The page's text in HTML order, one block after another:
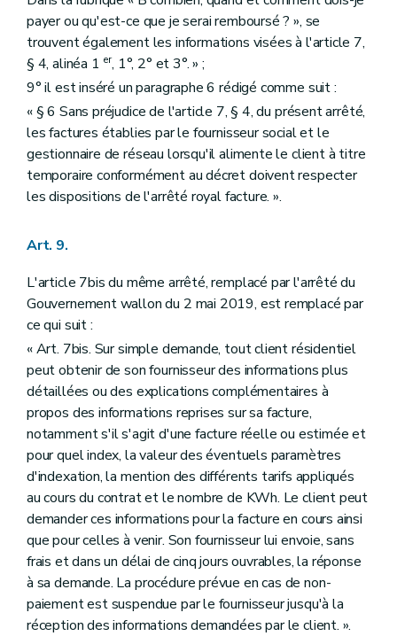
payer ou qu'est-ce que je serai remboursé ? », se
trouvent également les informations visées à l'article 7,
§ 4, alinéa 1 er, 1°, 2° et 3°. » ;
9° il est inséré un paragraphe 6 rédigé comme suit :
« § 6 Sans préjudice de l'article 7, § 4, du présent arrêté,
les factures établies par le fournisseur social et le
gestionnaire de réseau lorsqu'il alimente le client à titre
temporaire conformément au décret doivent respecter
les dispositions de l'arrêté royal facture. ».
Art. 9.
L'article 7bis du même arrêté, remplacé par l'arrêté du
Gouvernement wallon du 2 mai 2019, est remplacé par
ce qui suit :
« Art. 7bis. Sur simple demande, tout client résidentiel
peut obtenir de son fournisseur des informations plus
détaillées ou des explications complémentaires à
propos des informations reprises sur sa facture,
notamment s'il s'agit d'une facture réelle ou estimée et
pour quel index, la valeur des éventuels paramètres
d'indexation, la mention des différents tarifs appliqués
au cours du contrat et le nombre de KWh. Le client peut
demander ces informations pour la facture en cours ainsi
que pour celles à venir. Son fournisseur lui envoie, sans
frais et dans un délai de cinq jours ouvrables, la réponse
à sa demande. La procédure prévue en cas de non-
paiement est suspendue par le fournisseur jusqu'à la
réception des informations demandées par le client. ».